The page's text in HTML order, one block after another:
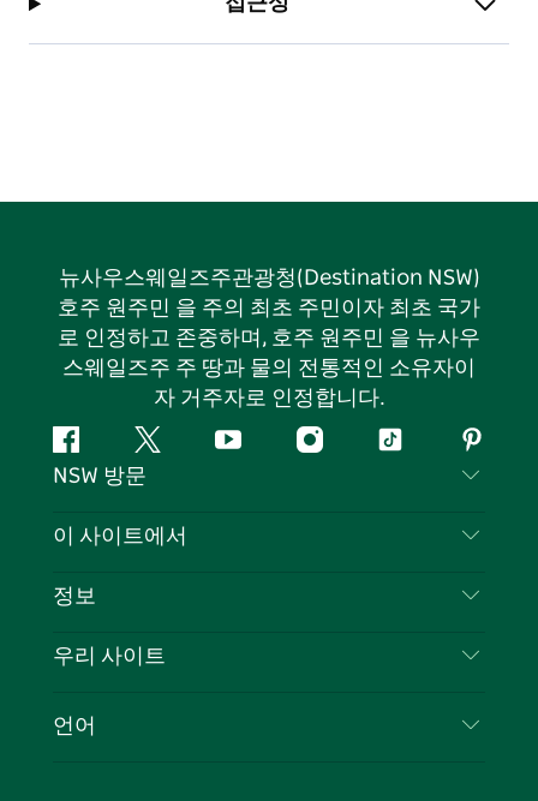
뉴사우스웨일즈주관광청(Destination NSW)
호주 원주민 을 주의 최초 주민이자 최초 국가
로 인정하고 존중하며, 호주 원주민 을 뉴사우
스웨일즈주 주 땅과 물의 전통적인 소유자이
자 거주자로 인정합니다.
페
이
북
지
다
유
인
틱
핀
터
스
NSW 방문
문의하기
쿠키 고지
이 사이트에서
목적지
이벤트
정보
여행 정보
뉴사우스웨일즈주 의 사업
우리 사이트
언어